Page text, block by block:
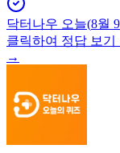
닥터나우 오늘(8월
클릭하여 정답 보
→